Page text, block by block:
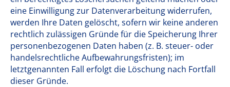
eine Einwilligung zur Datenverarbeitung widerrufen,
werden Ihre Daten gelöscht, sofern wir keine anderen
rechtlich zulässigen Gründe für die Speicherung Ihrer
personenbezogenen Daten haben (z. B. steuer- oder
handelsrechtliche Aufbewahrungsfristen); im
letztgenannten Fall erfolgt die Löschung nach Fortfall
dieser Gründe.